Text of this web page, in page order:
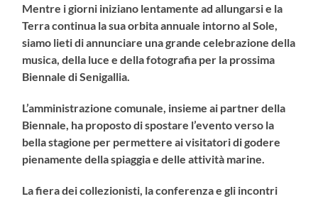
Mentre i giorni iniziano lentamente ad allungarsi e la
Terra continua la sua orbita annuale intorno al Sole,
siamo lieti di annunciare una grande celebrazione della
musica, della luce e della fotografia per la prossima
Biennale di Senigallia.
L’amministrazione comunale, insieme ai partner della
Biennale, ha proposto di spostare l’evento verso la
bella stagione per permettere ai visitatori di godere
pienamente della spiaggia e delle attività marine.
La fiera dei collezionisti, la conferenza e gli incontri